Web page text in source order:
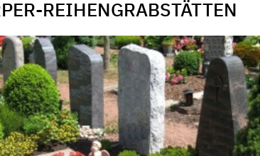
REIHENGRABSTÄTTEN